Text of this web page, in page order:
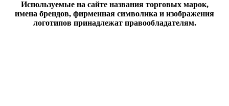
Используемые на сайте названия торговых марок,
имена брендов, фирменная символика и изображения
логотипов принадлежат правообладателям.